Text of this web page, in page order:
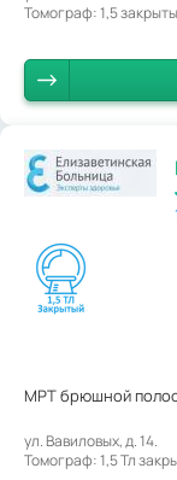
Томограф: 1,5
МРТ брюшной
ул. Вавиловых, д. 14.
Томограф: 1,5 Тл